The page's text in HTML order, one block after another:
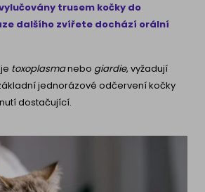
trusem kočky do
dalšího zvířete dochází orální
toxoplasmanebo giardie, vyžadují
jednorázové odčervení kočky
dostačující.